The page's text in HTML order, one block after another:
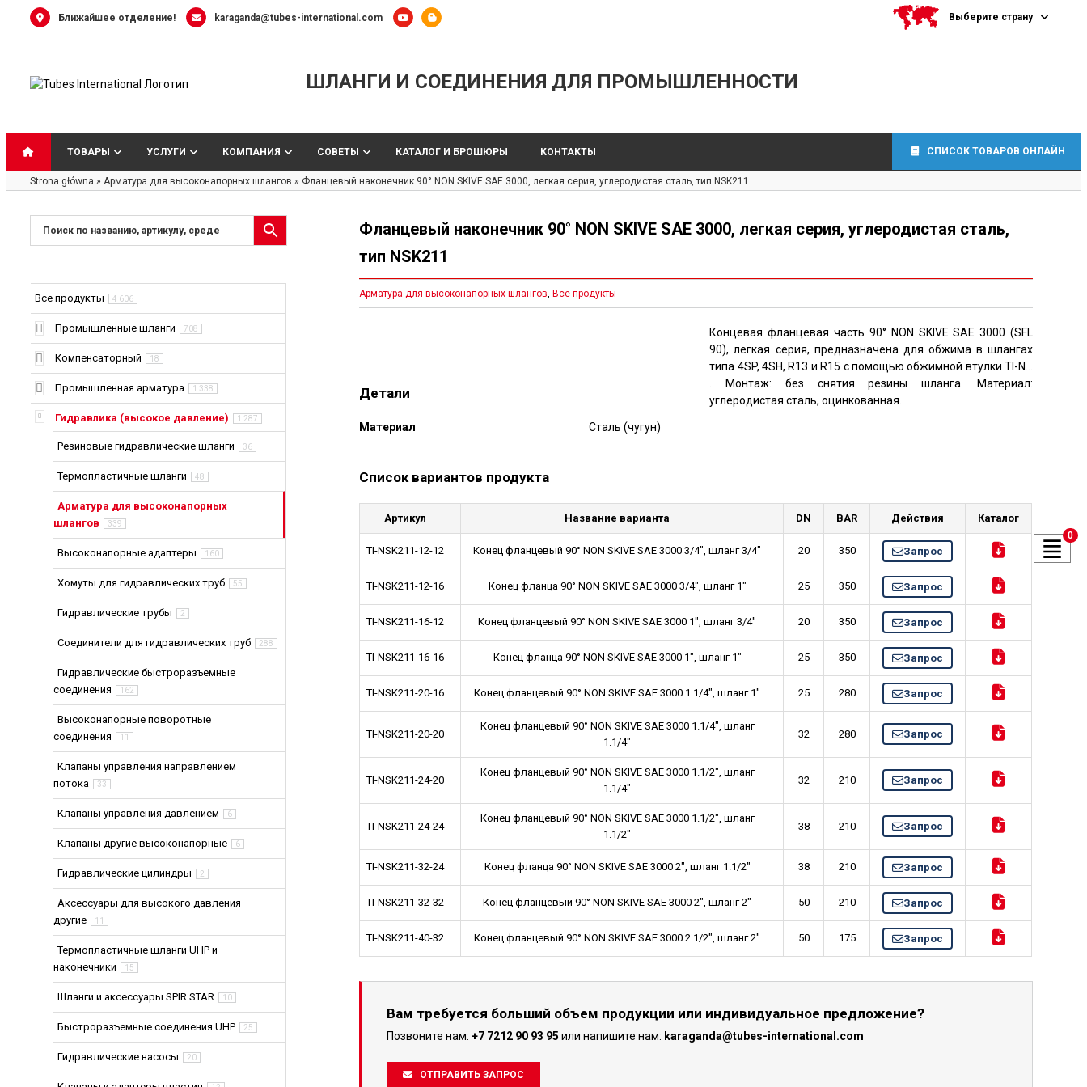
Ближайшее отделение! karaganda@tubes-international.com Выберите страну
ШЛАНГИ И СОЕДИНЕНИЯ ДЛЯ ПРОМЫШЛЕННОСТИ
ТОВАРЫ УСЛУГИ КОМПАНИЯ СОВЕТЫ КАТАЛОГ И БРОШЮРЫ КОНТАКТЫ СПИСОК ТОВАРОВ ОНЛАЙН
Strona główna » Арматура для высоконапорных шлангов » Фланцевый наконечник 90° NON SKIVE SAE 3000, легкая серия, углеродистая сталь, тип NSK211
Фланцевый наконечник 90° NON SKIVE SAE 3000, легкая серия, углеродистая сталь,
тип NSK211
Арматура для высоконапорных шлангов, Все продукты
Детали
Mатериал Сталь (чугун)
Концевая фланцевая часть 90° NON SKIVE SAE 3000 (SFL
90), легкая серия, предназначена для обжима в шлангах
типа 4SP, 4SH, R13 и R15 с помощью обжимной втулки TI-
N… . Монтаж: без снятия резины шланга. Материал:
углеродистая сталь, оцинкованная.
Список вариантов продукта
Артикул Название варианта DN BAR Действия Каталог
TI-NSK211-12-12 Конец фланцевый 90° NON SKIVE SAE 3000 3/4", шланг 3/4" 350 Запрос
TI-NSK211-12-16 Конец фланца 90° NON SKIVE SAE 3000 3/4", шланг 1" 350 Запрос
TI-NSK211-16-12 Конец фланцевый 90° NON SKIVE SAE 3000 1", шланг 3/4" 350 Запрос
TI-NSK211-16-16 Конец фланца 90° NON SKIVE SAE 3000 1", шланг 1" 350 Запрос
TI-NSK211-20-16 Конец фланцевый 90° NON SKIVE SAE 3000 1.1/4", шланг 1" 280 Запрос
TI-NSK211-20-20
Конец фланцевый 90° NON SKIVE SAE 3000 1.1/4", шланг
1.1/4"
280 Запрос
TI-NSK211-24-20
Конец фланцевый 90° NON SKIVE SAE 3000 1.1/2", шланг
1.1/4"
210 Запрос
TI-NSK211-24-24
Конец фланцевый 90° NON SKIVE SAE 3000 1.1/2", шланг
1.1/2"
210 Запрос
TI-NSK211-32-24 Конец фланца 90° NON SKIVE SAE 3000 2", шланг 1.1/2" 210 Запрос
TI-NSK211-32-32 Конец фланцевый 90° NON SKIVE SAE 3000 2", шланг 2" 210 Запрос
TI-NSK211-40-32 Конец фланцевый 90° NON SKIVE SAE 3000 2.1/2", шланг 2" 175 Запрос
Вам требуется больший объем продукции или индивидуальное предложение?
Позвоните нам: +7 7212 90 93 95или напишите нам: karaganda@tubes-international.com
ОТПРАВИТЬ ЗАПРОС
Все продукты 4 606
Промышленные шланги 708
Компенсаторный 18
Промышленная арматура 1 338
Гидравлика (высокое давление) 1 287
Резиновые гидравлические шланги 36
Термопластичные шланги 48
Арматура для высоконапорных
шлангов
339
Высоконапорные адаптеры 160
Хомуты для гидравлических труб 55
Гидравлические трубы 2
Соединители для гидравлических труб 288
Гидравлические быстроразъемные
соединения
162
Высоконапорные поворотные
соединения
11
Клапаны управления направлением
потока
33
Клапаны управления давлением 6
Клапаны другие высоконапорные 6
Гидравлические цилиндры 2
Аксессуары для высокого давления
другие
11
Термопластичные шланги UHP и
наконечники
15
Шланги и аксессуары SPIR STAR 10
Быстроразъемные соединения UHP 25
Гидравлические насосы 20
0
Найдите идеальный шланг или соединение для вашей системы
СПИСОК ТОВАРОВ ОНЛАЙН